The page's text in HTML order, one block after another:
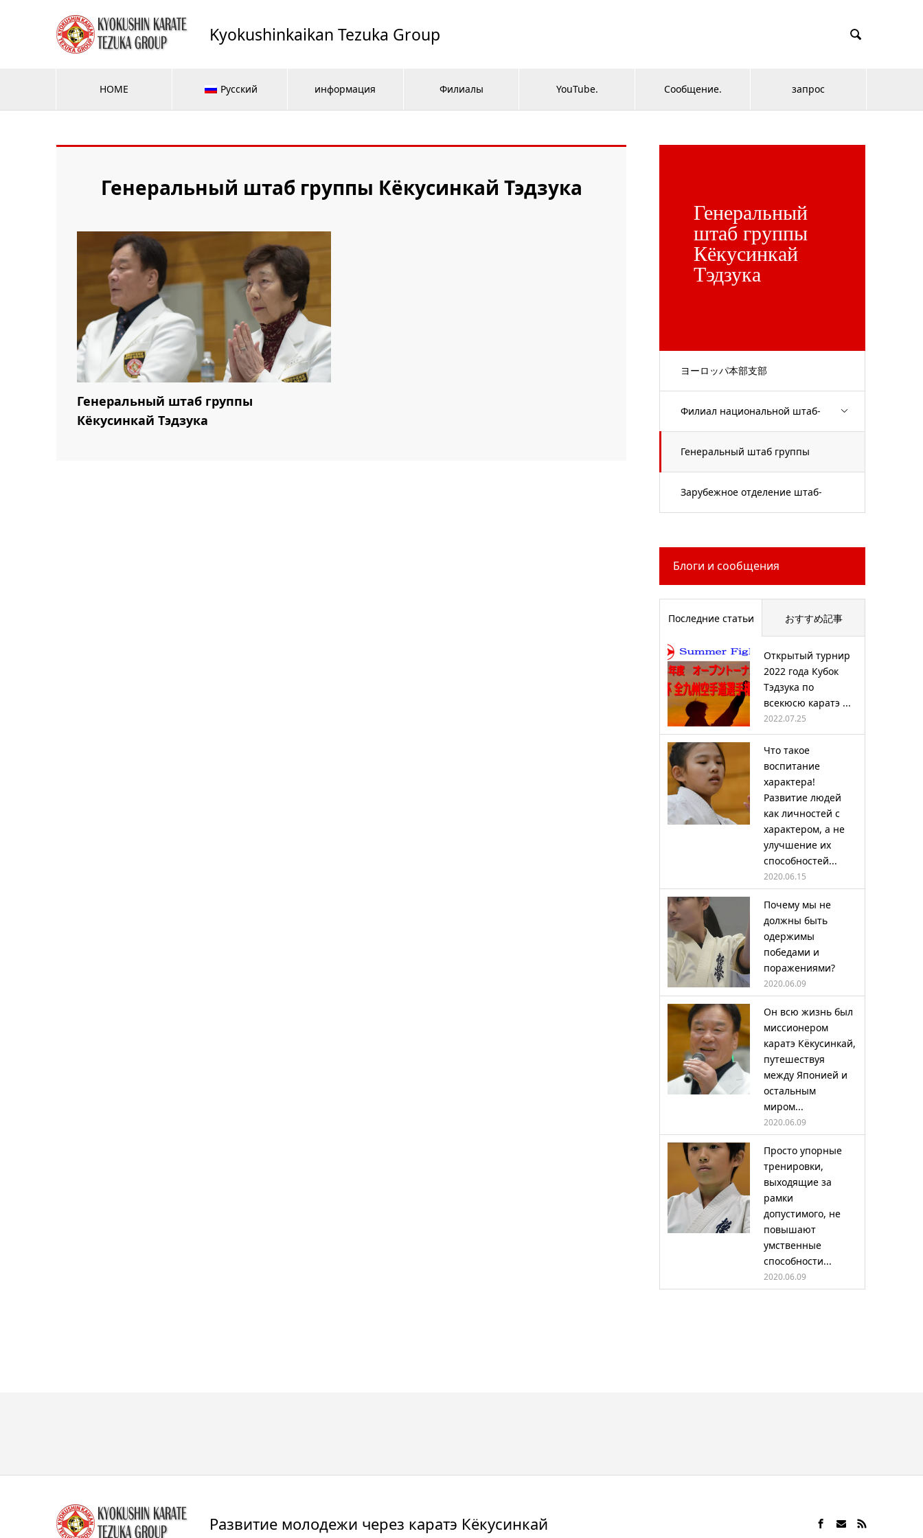
Kyokushinkaikan Tezuka Group 
HOME Русский информация Филиалы YouTube. Сообщение. запрос
Генеральный
штаб группы
Кёкусинкай
Тэдзука
ヨーロッパ本部支部
Филиал национальной штаб-
квартиры
Генеральный штаб группы
Кёкусинкай Тэдзука
Зарубежное отделение штаб-
Генеральный штаб группы Кёкусинкай Тэдзука
Генеральный штаб группы
Кёкусинкай Тэдзука
Блоги и сообщения
Последние статьи おすすめ記事
Открытый турнир
2022 года Кубок
Тэдзука по
всекюсю каратэ ...
2022.07.25
Что такое
воспитание
характера!
Развитие людей
как личностей с
характером, а не
улучшение их
способностей...
2020.06.15
Почему мы не
должны быть
одержимы
победами и
поражениями?
2020.06.09
Он всю жизнь был
миссионером
каратэ Кёкусинкай,
путешествуя
между Японией и
остальным
миром...
2020.06.09
Просто упорные
тренировки,
выходящие за
рамки
допустимого, не
повышают
умственные
способности...
2020.06.09
Развитие молодежи через каратэ Кёкусинкай